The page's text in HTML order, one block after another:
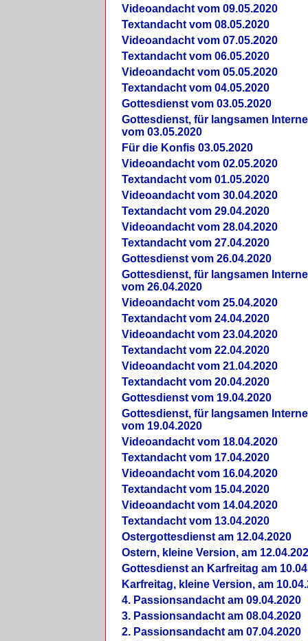
Videoandacht vom 09.05.2020
Textandacht vom 08.05.2020
Videoandacht vom 07.05.2020
Textandacht vom 06.05.2020
Videoandacht vom 05.05.2020
Textandacht vom 04.05.2020
Gottesdienst vom 03.05.2020
Gottesdienst, für langsamen
vom 03.05.2020
Für die Konfis 03.05.2020
Videoandacht vom 02.05.2020
Textandacht vom 01.05.2020
Videoandacht vom 30.04.2020
Textandacht vom 29.04.2020
Videoandacht vom 28.04.2020
Textandacht vom 27.04.2020
Gottesdienst vom 26.04.2020
Gottesdienst, für langsamen
vom 26.04.2020
Videoandacht vom 25.04.2020
Textandacht vom 24.04.2020
Videoandacht vom 23.04.2020
Textandacht vom 22.04.2020
Videoandacht vom 21.04.2020
Textandacht vom 20.04.2020
Gottesdienst vom 19.04.2020
Gottesdienst, für langsamen
vom 19.04.2020
Videoandacht vom 18.04.2020
Textandacht vom 17.04.2020
Videoandacht vom 16.04.2020
Textandacht vom 15.04.2020
Videoandacht vom 14.04.2020
Textandacht vom 13.04.2020
Ostergottesdienst am 12.04.2020
Ostern, kleine Version, am
Gottesdienst an Karfreitag am
Karfreitag, kleine Version, am
4. Passionsandacht am 09.04.2020
3. Passionsandacht am 08.04.2020
2. Passionsandacht am 07.04.2020